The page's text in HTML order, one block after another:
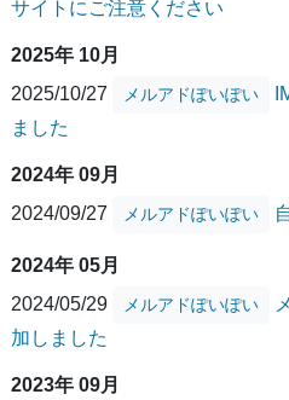
サイトにご注意ください
2025年 10月
2025/10/27
メルアドぽいぽい
ました
2024年 09月
2024/09/27
メルアドぽいぽい
2024年 05月
2024/05/29
メルアドぽいぽい
加しました
2023年 09月